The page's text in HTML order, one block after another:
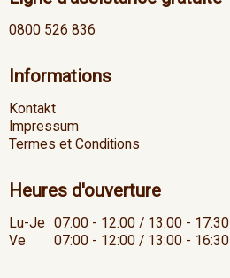
0800 526 836
Informations
Kontakt
Impressum
Termes et Conditions
Heures d'ouverture
Lu-Je
07:00 - 12:00 / 13:00 - 17:30
Ve
07:00 - 12:00 / 13:00 - 16:30